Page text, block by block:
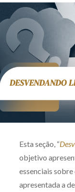
Esta seção, “
objetivo
essenciais
apresentada a